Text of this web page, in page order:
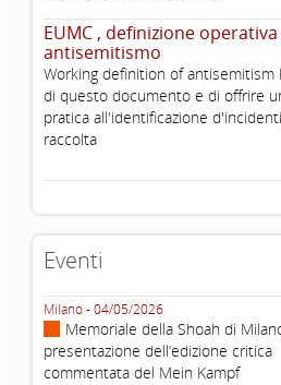
EUMC , definizione
antisemitismo
Working definition of antisemitism
di questo documento e di offrire
pratica all'identificazione
raccolta
Eventi
Milano - 04/05/2026
Memoriale della Shoah di
presentazione dell’edizione critica
commentata del Mein Kampf